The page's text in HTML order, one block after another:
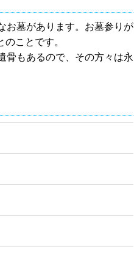
お墓があります。お墓参りが
ことです。
骨もあるので、その方々は永